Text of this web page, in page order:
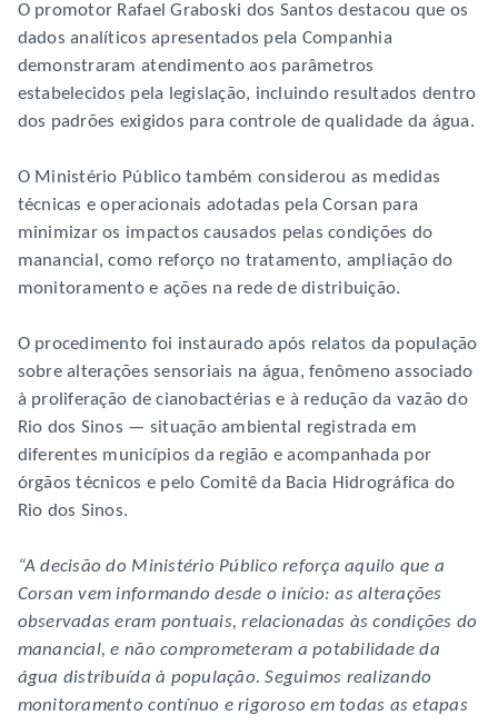
O promotor Rafael Graboski dos Santos destacou que os
dados analíticos apresentados pela Companhia
demonstraram atendimento aos parâmetros
estabelecidos pela legislação, incluindo resultados dentro
dos padrões exigidos para controle de qualidade da água.
O Ministério Público também considerou as medidas
técnicas e operacionais adotadas pela Corsan para
minimizar os impactos causados pelas condições do
manancial, como reforço no tratamento, ampliação do
monitoramento e ações na rede de distribuição.
O procedimento foi instaurado após relatos da população
sobre alterações sensoriais na água, fenômeno associado
à proliferação de cianobactérias e à redução da vazão do
Rio dos Sinos — situação ambiental registrada em
diferentes municípios da região e acompanhada por
órgãos técnicos e pelo Comitê da Bacia Hidrográfica do
Rio dos Sinos.
“A decisão do Ministério Público reforça aquilo que a
Corsan vem informando desde o início: as alterações
observadas eram pontuais, relacionadas às condições do
manancial, e não comprometeram a potabilidade da
água distribuída à população. Seguimos realizando
monitoramento contínuo e rigoroso em todas as etapas